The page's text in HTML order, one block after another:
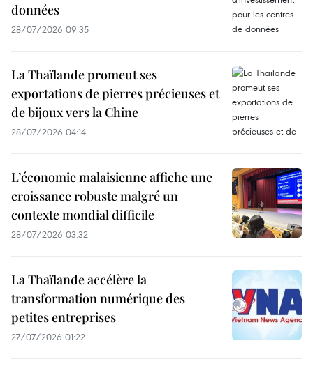
données
28/07/2026 09:35
La Thaïlande promeut ses
exportations de pierres précieuses et
de bijoux vers la Chine
28/07/2026 04:14
L’économie malaisienne affiche une
croissance robuste malgré un
contexte mondial difficile
28/07/2026 03:32
La Thaïlande accélère la
transformation numérique des
petites entreprises
27/07/2026 01:22